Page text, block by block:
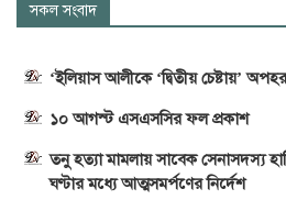
সকল সংবাদ
‘ইলিয়াস আলীকে ‘দ্বিতীয় চেষ্টায়’
১০ আগস্ট এসএসসির ফল প্রকাশ
তনু হত্যা মামলায় সাবেক সেনাসদস্য
ঘণ্টার মধ্যে আত্মসমর্পণের নির্দেশ